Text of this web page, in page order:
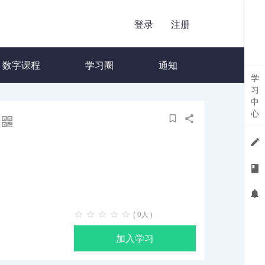
登录 注册
数字课程 学习圈 通知
( 0人 )
加入学习
学
习
中
心